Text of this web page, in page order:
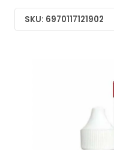
SKU: 6970117121902